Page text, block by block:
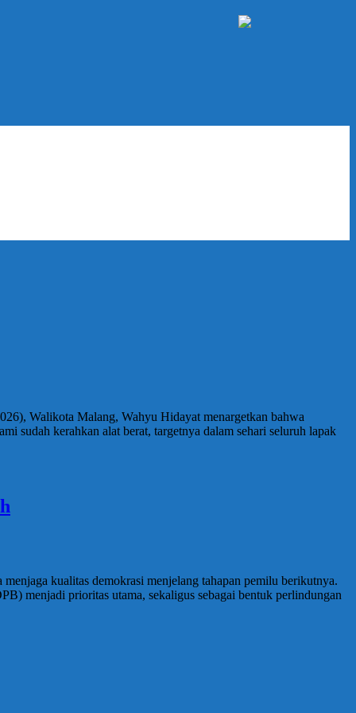
Walikota Malang, Wahyu Hidayat menargetkan bahwa
sudah kerahkan alat berat, targetnya dalam sehari seluruh lapak
kualitas demokrasi menjelang tahapan pemilu berikutnya.
menjadi prioritas utama, sekaligus sebagai bentuk perlindungan